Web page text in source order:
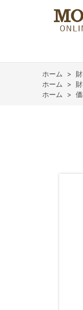
ホーム >
ホーム
>
ホーム
>